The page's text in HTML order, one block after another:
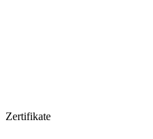
Zertifikate